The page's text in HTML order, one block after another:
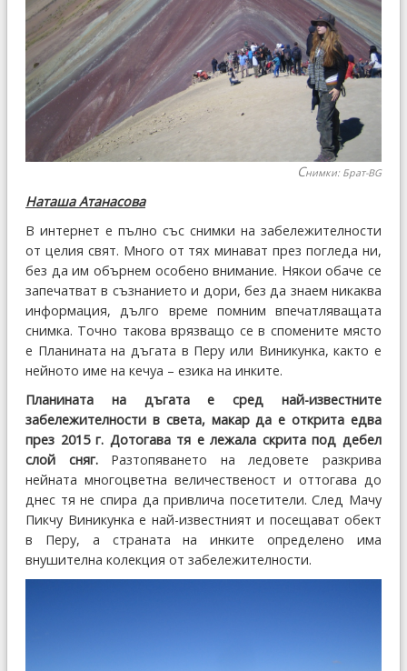
Снимки: Брат-BG
Наташа Атанасова
В интернет е пълно със снимки на забележителности
от целия свят. Много от тях минават през погледа ни,
без да им обърнем особено внимание. Някои обаче се
запечатват в съзнанието и дори, без да знаем никаква
информация, дълго време помним впечатляващата
снимка. Точно такова врязващо се в спомените място
е Планината на дъгата в Перу или Виникунка, както е
нейното име на кечуа – езика на инките.
Планината на дъгата е сред най-известните
забележителности в света, макар да е открита едва
през 2015 г. Дотогава тя е лежала скрита под дебел
слой сняг.Разтопяването на ледовете разкрива
нейната многоцветна величественост и оттогава до
днес тя не спира да привлича посетители. След Мачу
Пикчу Виникунка е най-известният и посещават обект
в Перу, а страната на инките определено има
внушителна колекция от забележителности.